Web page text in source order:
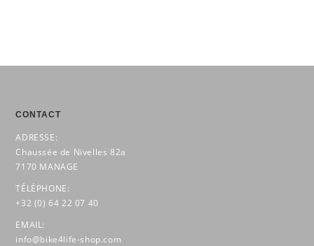
CONTACT
ADRESSE:
Chaussée de Nivelles 82a
7170 MANAGE
TÉLÉPHONE:
+32 (0) 64 22 07 40
EMAIL:
info@bike4life-shop.com